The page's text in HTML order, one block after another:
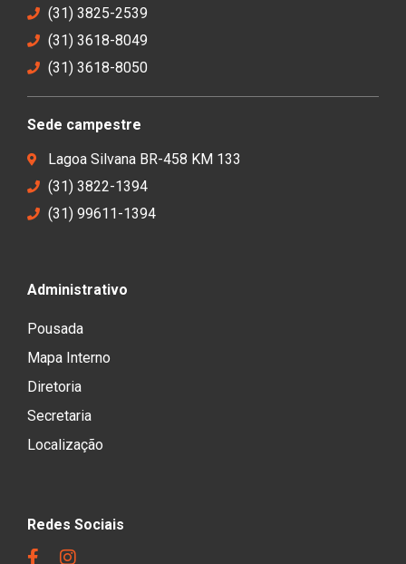
(31) 3825-2539
(31) 3618-8049
(31) 3618-8050
Sede campestre
Lagoa Silvana BR-458 KM 133
(31) 3822-1394
(31) 99611-1394
Administrativo
Pousada
Mapa Interno
Diretoria
Secretaria
Localização
Redes Sociais